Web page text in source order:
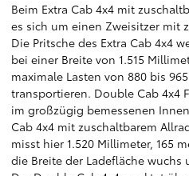
Beim Extra Cab 4x4 mit
es sich um einen Zweisitzer mit
Die Pritsche des Extra Cab 4x4
bei einer Breite von 1.515
maximale Lasten von 880 bis
transportieren. Double Cab 4x4
im großzügig bemessenen
Cab 4x4 mit zuschaltbarem
misst hier 1.520 Millimeter, 165
die Breite der Ladefläche wuchs